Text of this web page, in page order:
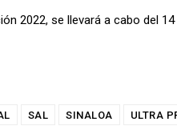
2022, se llevará a cabo del
SAL SINALOA ULTRA